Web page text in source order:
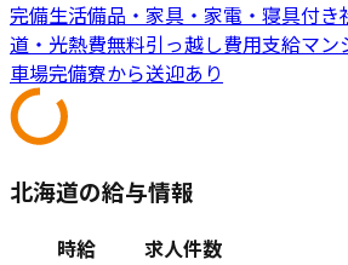
完備生活備品・家具・家電・寝具付き
道・光熱費無料引っ越し費用支給マン
車場完備寮から送迎あり
北海道の給与情報
時給
求人件数